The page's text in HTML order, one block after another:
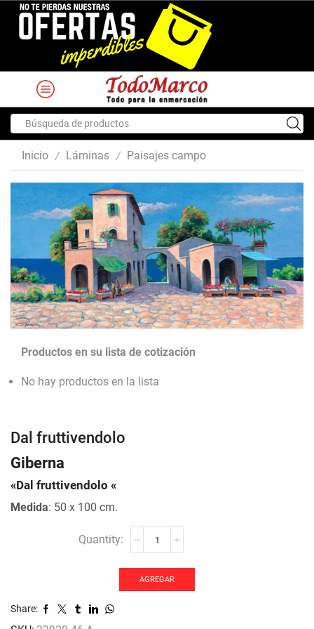
input
Inicio / Láminas / Paisajes campo
Productos en su lista de cotización
No hay productos en la lista
Dal fruttivendolo
Giberna
«Dal fruttivendolo «
Medida: 50 x 100 cm.
AGREGAR
Share: